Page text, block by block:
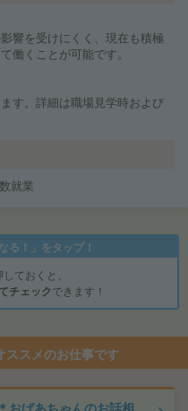
響を受けにくく、現在も積極
働くことが可能です。
す。詳細は職場見学時および
就業
る！」をタップ！
ておくと、
チェックできます！
ススメのお仕事です
おばあちゃんのお話相